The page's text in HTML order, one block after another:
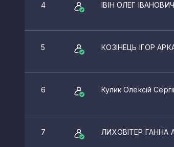
4 ІВІН ОЛЕГ ІВАНОВИЧ
5 КОЗІНЕЦЬ ІГОР
6 Кулик Олексій
7 ЛИХОВІТЕР ГАННА